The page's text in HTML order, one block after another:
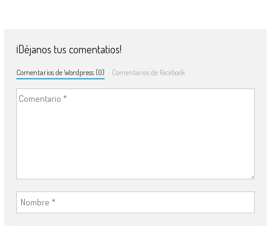
¡Déjanos tus comentatios!
Comentarios de Wordpress (0) Comentarios de Facebook